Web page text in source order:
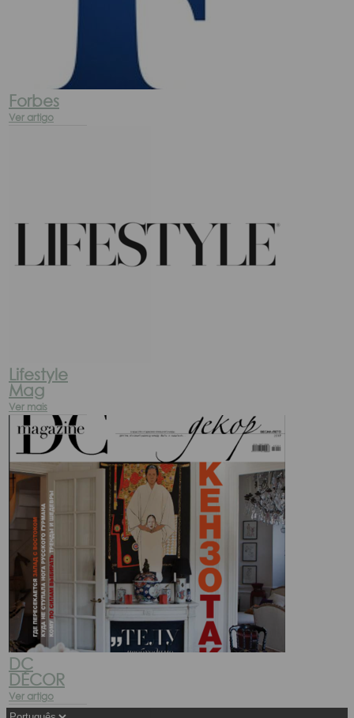
Forbes
Ver artigo
Lifestyle
Mag
Ver mais
DC
DÉCOR
Ver artigo